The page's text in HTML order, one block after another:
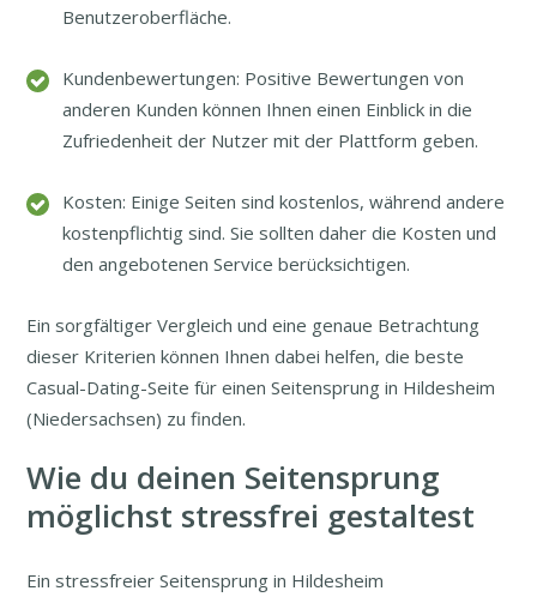
Benutzeroberfläche.
Kundenbewertungen: Positive Bewertungen von
anderen Kunden können Ihnen einen Einblick in die
Zufriedenheit der Nutzer mit der Plattform geben.
Kosten: Einige Seiten sind kostenlos, während andere
kostenpflichtig sind. Sie sollten daher die Kosten und
den angebotenen Service berücksichtigen.
Ein sorgfältiger Vergleich und eine genaue Betrachtung
dieser Kriterien können Ihnen dabei helfen, die beste
Casual-Dating-Seite für einen Seitensprung in Hildesheim
(Niedersachsen) zu finden.
Wie du deinen Seitensprung
möglichst stressfrei gestaltest
Ein stressfreier Seitensprung in Hildesheim